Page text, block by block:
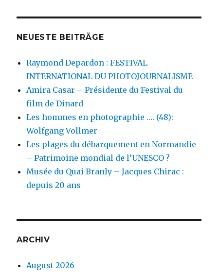
NEUESTE BEITRÄGE
Raymond Depardon : FESTIVAL
INTERNATIONAL DU PHOTOJOURNALISME
Amira Casar – Présidente du Festival du
film de Dinard
Les hommes en photographie …. (48):
Wolfgang Vollmer
Les plages du débarquement en Normandie
– Patrimoine mondial de l’UNESCO ?
Musée du Quai Branly – Jacques Chirac :
depuis 20 ans
ARCHIV
August 2026